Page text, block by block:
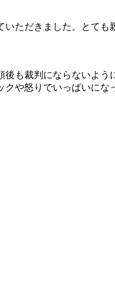
ただきました。とても
も裁判にならないよう
や怒りでいっぱいにな